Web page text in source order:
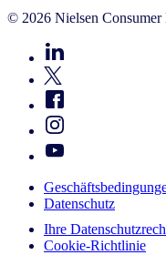
© 2026 Nielsen
Datenschutz
Ihre
Cookie-Richtlinie